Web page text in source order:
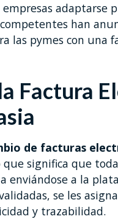
adaptarse
han
las pymes con una
Factura
de facturas
que significa que
enviándose a la
se les
y trazabilidad.